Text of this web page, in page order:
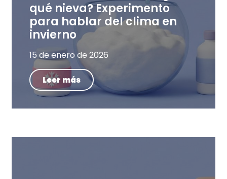
qué nieva? Experimento
para hablar del clima en
invierno
15 de enero de 2026
Leer más